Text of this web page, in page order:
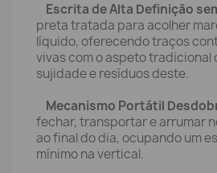
Escrita de Alta Definição
preta tratada para acolher
líquido, oferecendo traços
vivas com o aspeto tradicional
sujidade e resíduos deste.
Mecanismo Portátil
fechar, transportar e arrumar
ao final do dia, ocupando um
mínimo na vertical.